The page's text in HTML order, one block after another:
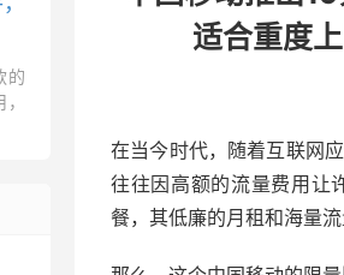
适合重度
在当今时代，随着互联网
往往因高额的流量费用让
餐，其低廉的月租和海量
的